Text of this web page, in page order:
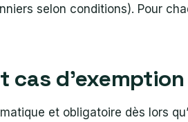
selon conditions). Pour
cas d’exemption
et obligatoire dès lors